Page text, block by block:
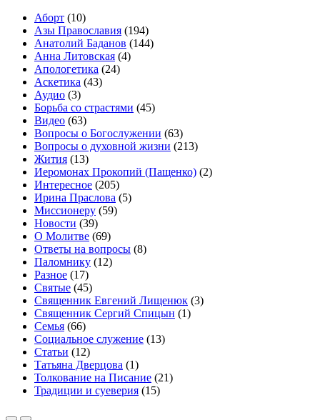
Аборт (10)
Азы Православия (194)
Анатолий Баданов (144)
Анна Литовская (4)
Апологетика (24)
Аскетика (43)
Аудио (3)
Борьба со страстями (45)
Видео (63)
Вопросы о Богослужении (63)
Вопросы о духовной жизни (213)
Жития (13)
Иеромонах Прокопий (Пащенко) (2)
Интересное (205)
Ирина Праслова (5)
Миссионеру (59)
Новости (39)
О Молитве (69)
Ответы на вопросы (8)
Паломнику (12)
Разное (17)
Святые (45)
Священник Евгений Лищенюк (3)
Священник Сергий Спицын (1)
Семья (66)
Социальное служение (13)
Статьи (12)
Татьяна Дверцова (1)
Толкование на Писание (21)
Традиции и суеверия (15)